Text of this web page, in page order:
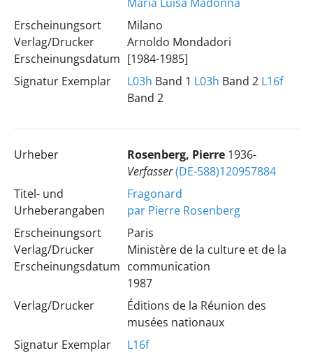
Erscheinungsort
Verlag/Drucker
Erscheinungsdatum
Milano
Arnoldo Mondadori
[1984-1985]
Signatur Exemplar
L03h Band 1 L03h Band 2 L16f
Band 2
Urheber Rosenberg, Pierre 1936-
Verfasser(DE-588)120957884
Titel- und
Urheberangaben
Fragonard
par Pierre Rosenberg
Erscheinungsort
Verlag/Drucker
Erscheinungsdatum
Paris
Ministère de la culture et de la
communication
1987
Verlag/Drucker
Éditions de la Réunion des
musées nationaux
Signatur Exemplar
L16f